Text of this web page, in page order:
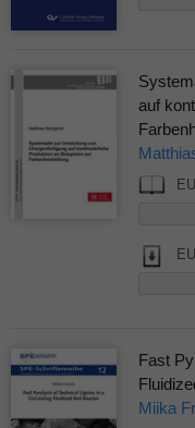
auf
Fast
Miika